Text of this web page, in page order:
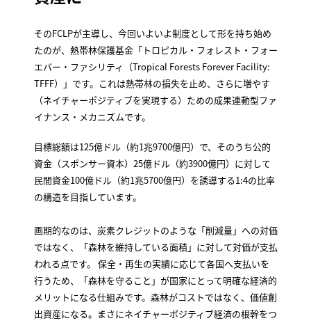
そのFCLPが主導し、今回いよいよ制度として形を持ち始め
たのが、熱帯林保護基金「トロピカル・フォレスト・フォー
エバー・ファシリティ（Tropical Forests Forever Facility:
TFFF）」です。これは熱帯林の損失を止め、さらに増やす
（ネイチャーポジティブを実現する）ための成果連動型ファ
イナンス・メカニズムです。
目標総額は125億ドル（約1兆9700億円）で、そのうち公的
資金（スポンサー資本）25億ドル（約3900億円）に対して
民間資金100億ドル（約1兆5700億円）を誘導する1:4の比率
の構造を目指しています。
画期的なのは、炭素クレジットのような「削減量」への対価
ではなく、「森林を維持している面積」に対して対価が支払
われる点です。 保全・再生の実績に応じて各国へ支払いを
行うため、「森林を守ること」が国家にとって明確な経済的
メリットになる仕組みです。森林がコストではなく、価値創
出資産になる。まさにネイチャーポジティブ経済の根幹をつ